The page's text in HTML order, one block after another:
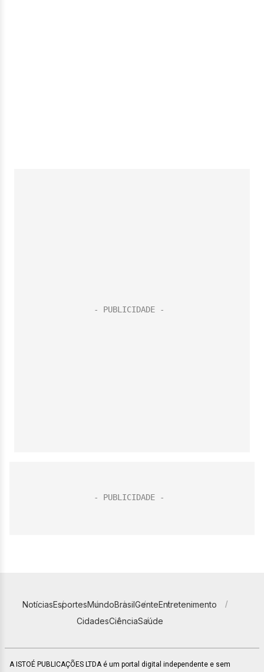
NotíciasEsportesMundoBrasilGenteEntretenimento
CidadesCiênciaSaúde
A ISTOÉ PUBLICAÇÕES LTDA é um portal digital independente e sem